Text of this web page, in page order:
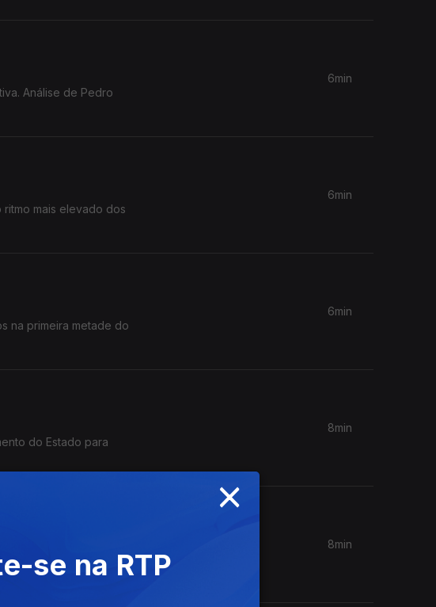
Análise de Pedro
6min
mais elevado dos
6min
na primeira metade do
6min
do Estado para
8min
Europeu faça uma
8min
×
se na RTP